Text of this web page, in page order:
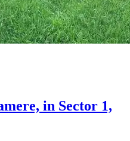
in Sector 1,